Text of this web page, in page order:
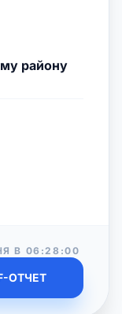
району
В 06:28:00
ОТЧЕТ